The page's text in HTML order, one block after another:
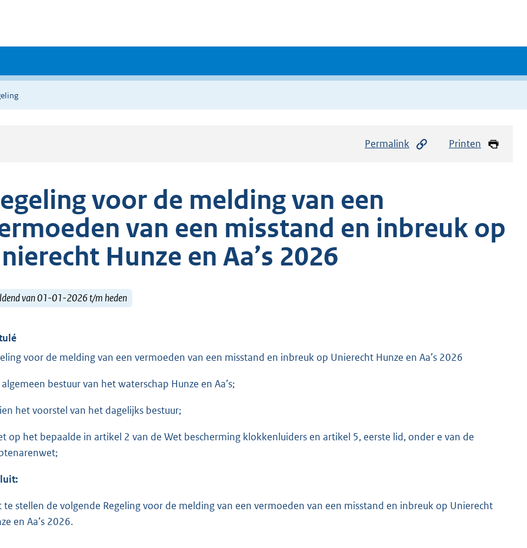
Permalink Printen
voor de melding van een
van een misstand en inbreuk op
Hunze en Aa’s 2026
van 01-01-2026 t/m heden
voor de melding van een vermoeden van een misstand en inbreuk op Unierecht Hunze en Aa’s 2026
bestuur van het waterschap Hunze en Aa’s;
het voorstel van het dagelijks bestuur;
op het bepaalde in artikel 2 van de Wet bescherming klokkenluiders en artikel 5, eerste lid, onder e van de
te stellen de volgende Regeling voor de melding van een vermoeden van een misstand en inbreuk op Unierecht
en Aa’s 2026.